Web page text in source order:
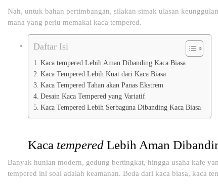
Nah, untuk bahan pertimbangan, silakan simak ulasan
mana yang perlu memakai kaca tempered.
Daftar Isi
Kaca tempered Lebih Aman Dibanding Kaca Biasa
Kaca Tempered Lebih Kuat dari Kaca Biasa
Kaca Tempered Tahan akan Panas Ekstrem
Desain Kaca Tempered yang Variatif
Kaca Tempered Lebih Serbaguna Dibanding Kaca Biasa
Kaca tempered Lebih Aman
Banyak hunian modern, gedung bertingkat, hingga usaha kafe
tempered ini soal adalah keamanan. Beda dari kaca biasa, kaca